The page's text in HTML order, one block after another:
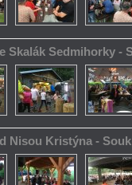
Skalák Sedmihorky -
Nisou Kristýna -